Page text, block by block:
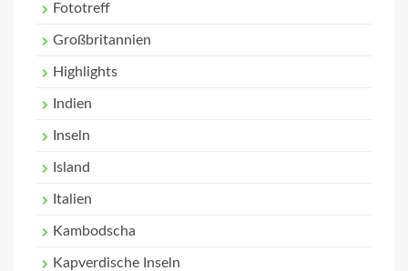
Fototreff
Großbritannien
Highlights
Indien
Inseln
Island
Italien
Kambodscha
Kapverdische Inseln